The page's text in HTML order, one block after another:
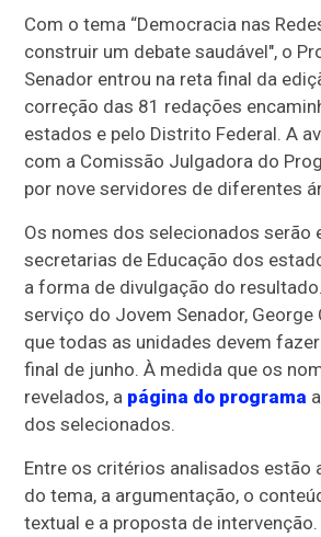
Com o tema “Democracia nas
construir um debate saudável", o
Senador entrou na reta final da
correção das 81 redações
estados e pelo Distrito Federal. A
com a Comissão Julgadora do
por nove servidores de diferentes
Os nomes dos selecionados serão
secretarias de Educação dos
a forma de divulgação do
serviço do Jovem Senador,
que todas as unidades devem
final de junho. À medida que os
revelados, a página do programa
dos selecionados.
Entre os critérios analisados estão
do tema, a argumentação, o
textual e a proposta de